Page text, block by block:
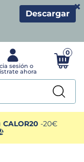
Descargar
×
0
CALOR20 -20€